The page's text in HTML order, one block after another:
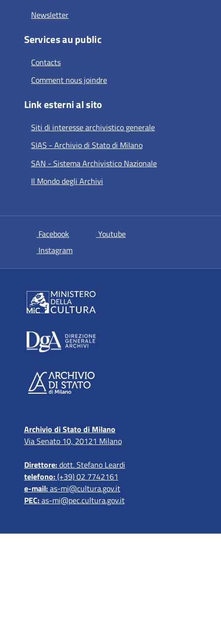
Newsletter
Services au public
Contacts
Comment nous joindre
Link esterni al sito
Siti di interesse archivistico generale
SIAS - Archivio di Stato di Milano
SAN - Sistema Archivistico Nazionale
Il Mondo degli Archivi
Facebook si apre in una nuova scheda
Youtubesi apre in una nuova scheda
Instagramsi apre in una nuova scheda
Archivio di Stato di Milano
Via Senato 10, 20121 Milano
Direttore:dott. Stefano Leardi
telefono:(+39) 02 7742161
e-mail:as-mi@cultura.gov.it
PEC:as-mi@pec.cultura.gov.it